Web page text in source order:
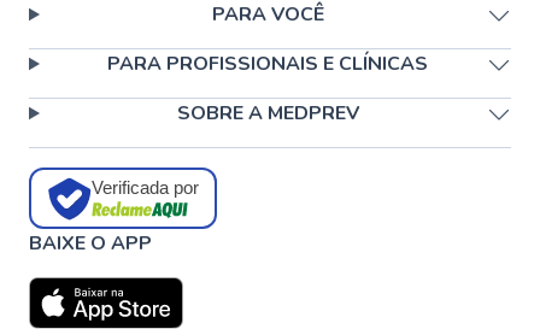
PARA VOCÊ
PARA PROFISSIONAIS E CLÍNICAS
SOBRE A MEDPREV
Verificada por
BAIXE O APP